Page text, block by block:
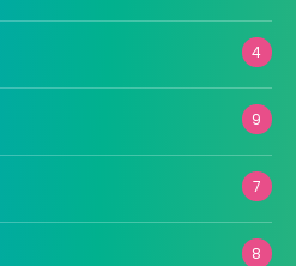
4
9
7
8